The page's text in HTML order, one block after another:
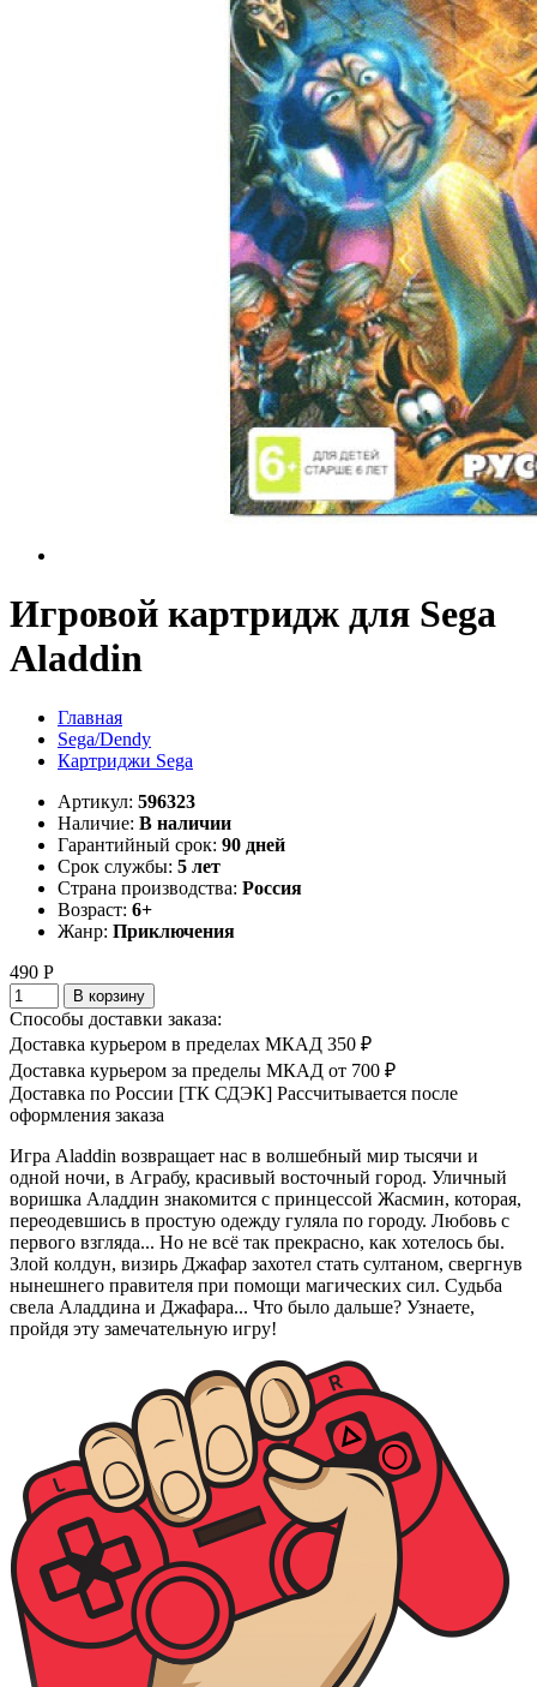
Игровой картридж для Sega
Aladdin
Главная
Sega/Dendy
Картриджи Sega
Артикул: 596323
Наличие: В наличии
Гарантийный срок: 90 дней
Срок службы: 5 лет
Страна производства: Россия
Возраст: 6+
Жанр: Приключения
490 Р
В корзину
Способы доставки заказа:
Доставка курьером в пределах МКАД 350 ₽
Доставка курьером за пределы МКАД от 700 ₽
Доставка по России [ТК СДЭК] Рассчитывается после
оформления заказа
Игра Aladdin возвращает нас в волшебный мир тысячи и
одной ночи, в Аграбу, красивый восточный город. Уличный
воришка Аладдин знакомится с принцессой Жасмин, которая,
переодевшись в простую одежду гуляла по городу. Любовь с
первого взгляда... Но не всё так прекрасно, как хотелось бы.
Злой колдун, визирь Джафар захотел стать султаном, свергнув
нынешнего правителя при помощи магических сил. Судьба
свела Аладдина и Джафара... Что было дальше? Узнаете,
пройдя эту замечательную игру!